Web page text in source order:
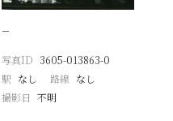
−
写真ID 3605-013863-0
駅 なし 路線 なし
撮影日 不明